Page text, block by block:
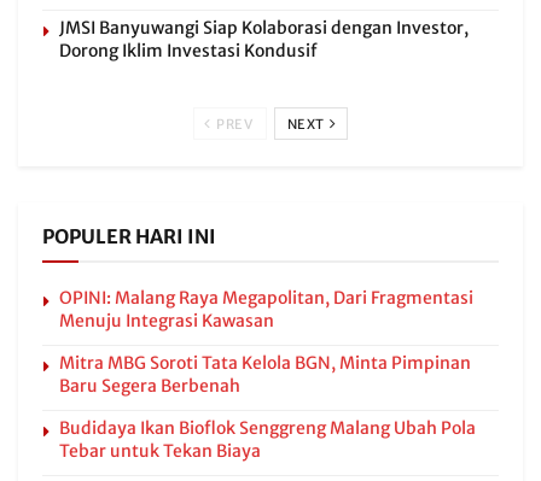
JMSI Banyuwangi Siap Kolaborasi dengan Investor,
Dorong Iklim Investasi Kondusif
PREV NEXT
POPULER HARI INI
OPINI: Malang Raya Megapolitan, Dari Fragmentasi
Menuju Integrasi Kawasan
Mitra MBG Soroti Tata Kelola BGN, Minta Pimpinan
Baru Segera Berbenah
Budidaya Ikan Bioflok Senggreng Malang Ubah Pola
Tebar untuk Tekan Biaya